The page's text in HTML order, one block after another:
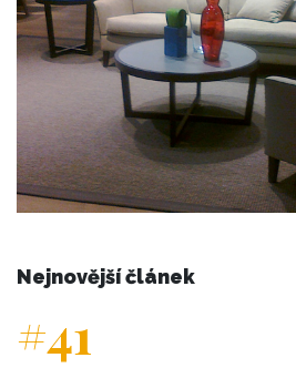
Nejnovější článek
#41